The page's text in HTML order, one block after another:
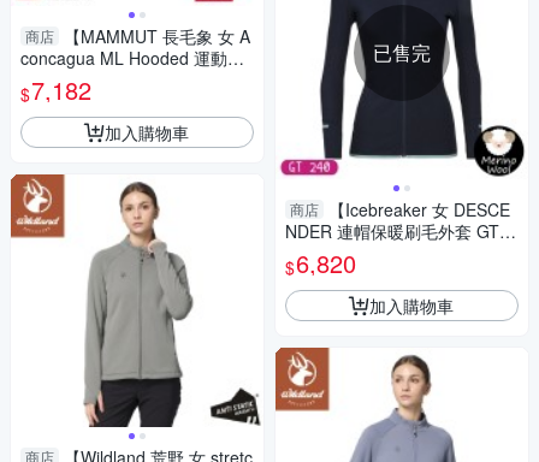
商店
【MAMMUT 長毛象 女 A
concagua ML Hooded 運動刷
毛連帽外套《黑》】1014-044
42/保暖外套
$7,182
加入購物車
商店
已售完
商店
【Icebreaker 女 DESCE
NDER 連帽保暖刷毛外套 GT24
0《深藍》】104491/保暖羊毛
外套/薄外套
$6,820
加入購物車